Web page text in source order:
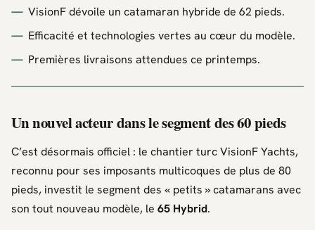
VisionF dévoile un catamaran hybride de 62 pieds.
Efficacité et technologies vertes au cœur du modèle.
Premières livraisons attendues ce printemps.
Un nouvel acteur dans le segment des 60 pieds
C’est désormais officiel : le chantier turcVisionF Yachts,
reconnu pour ses imposants multicoques de plus de 80
pieds, investit le segment des « petits » catamarans avec
son tout nouveau modèle, le 65 Hybrid.